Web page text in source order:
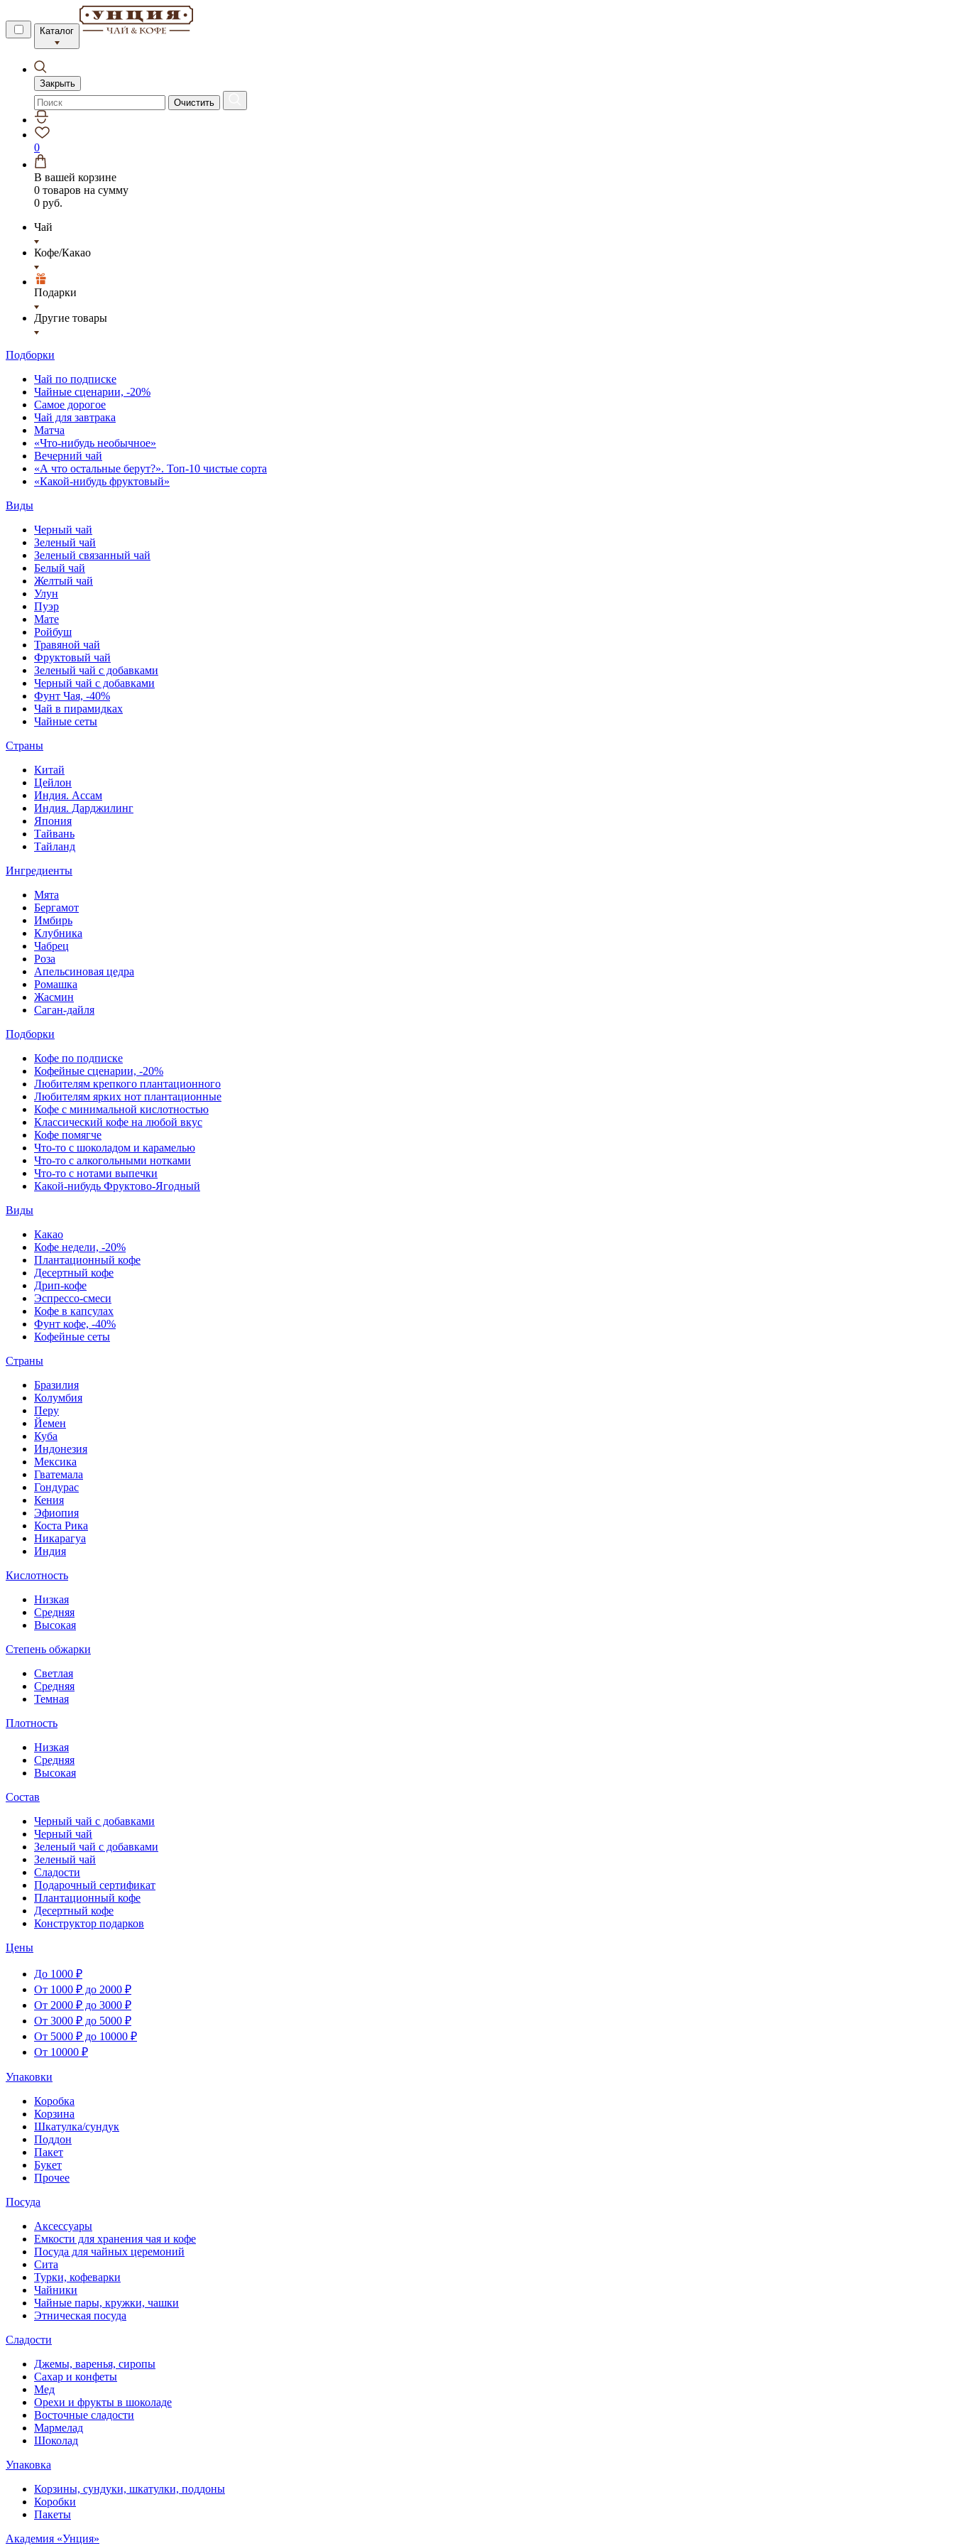
Каталог
Закрыть
Очистить
0
В вашей корзине
0 товаров на сумму
0 руб.
Чай
Кофе/Какао
Подарки
Другие товары
Подборки
Чай по подписке
Чайные сценарии, -20%
Самое дорогое
Чай для завтрака
Матча
«Что-нибудь необычное»
Вечерний чай
«А что остальные берут?». Топ-10 чистые сорта
«Какой-нибудь фруктовый»
Виды
Черный чай
Зеленый чай
Зеленый связанный чай
Белый чай
Желтый чай
Улун
Пуэр
Мате
Ройбуш
Травяной чай
Фруктовый чай
Зеленый чай с добавками
Черный чай с добавками
Фунт Чая, -40%
Чай в пирамидках
Чайные сеты
Страны
Китай
Цейлон
Индия. Ассам
Индия. Дарджилинг
Япония
Тайвань
Тайланд
Ингредиенты
Мята
Бергамот
Имбирь
Клубника
Чабрец
Роза
Апельсиновая цедра
Ромашка
Жасмин
Саган-дайля
Подборки
Кофе по подписке
Кофейные сценарии, -20%
Любителям крепкого плантационного
Любителям ярких нот плантационные
Кофе с минимальной кислотностью
Классический кофе на любой вкус
Кофе помягче
Что-то с шоколадом и карамелью
Что-то с алкогольными нотками
Что-то с нотами выпечки
Какой-нибудь Фруктово-Ягодный
Виды
Какао
Кофе недели, -20%
Плантационный кофе
Десертный кофе
Дрип-кофе
Эспрессо-смеси
Кофе в капсулах
Фунт кофе, -40%
Кофейные сеты
Страны
Бразилия
Колумбия
Перу
Йемен
Куба
Индонезия
Мексика
Гватемала
Гондурас
Кения
Эфиопия
Коста Рика
Никарагуа
Индия
Кислотность
Низкая
Средняя
Высокая
Степень обжарки
Светлая
Средняя
Темная
Плотность
Низкая
Средняя
Высокая
Состав
Черный чай с добавками
Черный чай
Зеленый чай с добавками
Зеленый чай
Сладости
Подарочный сертификат
Плантационный кофе
Десертный кофе
Конструктор подарков
Цены
До 1000 ₽
От 1000 ₽ до 2000 ₽
От 2000 ₽ до 3000 ₽
От 3000 ₽ до 5000 ₽
От 5000 ₽ до 10000 ₽
От 10000 ₽
Упаковки
Коробка
Корзина
Шкатулка/сундук
Поддон
Пакет
Букет
Прочее
Посуда
Аксессуары
Емкости для хранения чая и кофе
Посуда для чайных церемоний
Сита
Турки, кофеварки
Чайники
Чайные пары, кружки, чашки
Этническая посуда
Сладости
Джемы, варенья, сиропы
Сахар и конфеты
Мед
Орехи и фрукты в шоколаде
Восточные сладости
Мармелад
Шоколад
Упаковка
Корзины, сундуки, шкатулки, поддоны
Коробки
Пакеты
Академия «Унция»